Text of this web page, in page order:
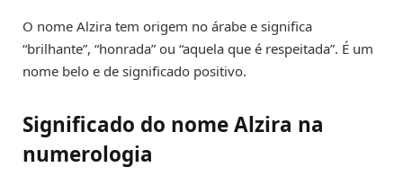
O nome Alzira tem origem no árabe e significa
“brilhante”, “honrada” ou “aquela que é respeitada”. É um
nome belo e de significado positivo.
Significado do nome Alzira na
numerologia